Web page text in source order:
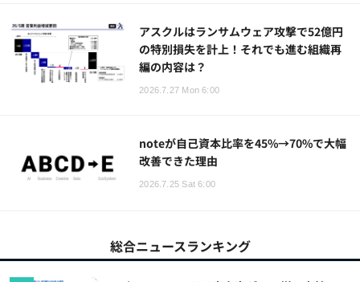
アスクルはランサムウェア攻撃で52億円
の特別損失を計上！それでも進む組織再
編の内容は？
2026.7.27 Mon 6:00
noteが自己資本比率を45%→70%で大幅
改善できた理由
2026.7.25 Sat 6:00
総合ニュースランキング